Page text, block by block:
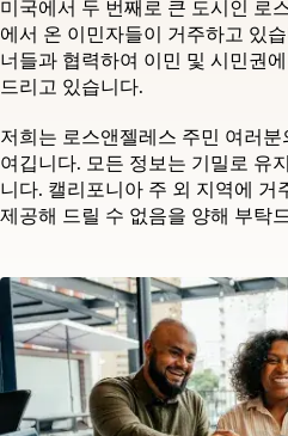
미국에서 두 번째로 큰 도시인 로
에서 온 이민자들이 거주하고 있
너들과 협력하여 이민 및 시민권
드리고 있습니다.
저희는 로스앤젤레스 주민 여러
여깁니다. 모든 정보는 기밀로 유
니다. 캘리포니아 주 외 지역에 거
제공해 드릴 수 없음을 양해 부탁